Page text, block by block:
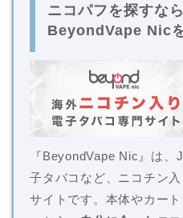
ニコパフを探すなら
BeyondVape Nic
『BeyondVape Nic』は
子タバコなど、ニコチン
サイトです。本体やカー